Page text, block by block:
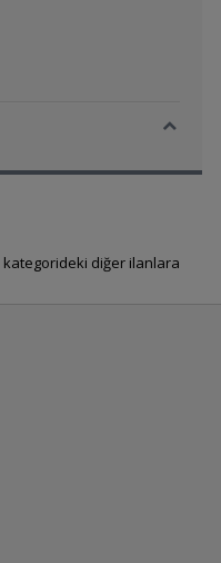
kategorideki diğer ilanlara